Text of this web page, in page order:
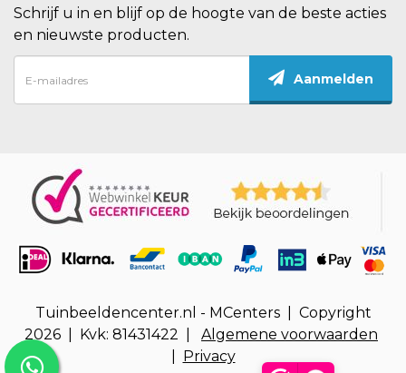
Schrijf u in en blijf op de hoogte van de beste acties
en nieuwste producten.
Aanmelden
Tuinbeeldencenter.nl - MCenters | Copyright
2026 | Kvk: 81431422 | Algemene voorwaarden
Privacy